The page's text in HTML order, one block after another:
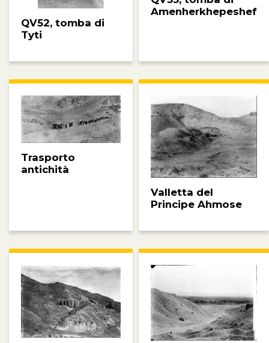
QV52, tomba di
Tyti
Amenherkhepeshef
Trasporto
antichità
Valletta del
Principe Ahmose